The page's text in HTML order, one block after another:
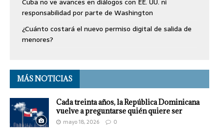
responsabilidad por parte de Washington
¿Cuánto costará el nuevo permiso digital de salida de
menores?
MÁS NOTICIAS
Cada treinta años, la República Dominicana
vuelve a preguntarse quién quiere ser
mayo 18, 2026 0